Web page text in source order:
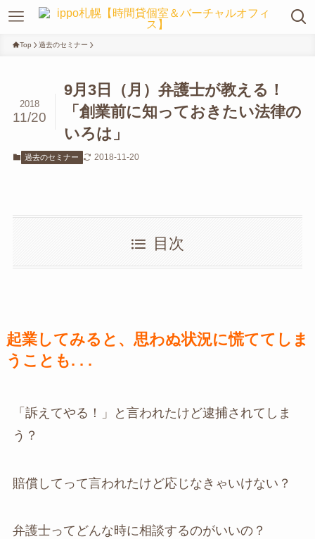
Top 過去のセミナー
9月3日（月）弁護士が教える！
「創業前に知っておきたい法律の
いろは」
2018
11/20
過去のセミナー 2018-11-20
目次
起業してみると、思わぬ状況に慌ててしま
うことも. . .
「訴えてやる！」と言われたけど逮捕されてしま
う？
賠償してって言われたけど応じなきゃいけない？
弁護士ってどんな時に相談するのがいいの？